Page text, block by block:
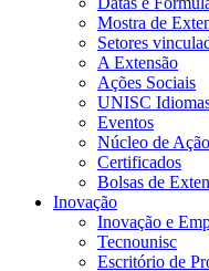
Mostra de
Setores
A Extensão
Ações Sociais
UNISC
Eventos
Núcleo de
Certificados
Bolsas de
Inovação
Inovação e
Tecnounisc
Escritório de